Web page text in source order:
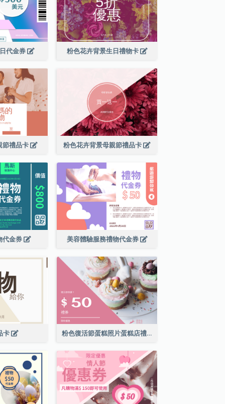
代金券 粉色花卉背景生日禮物卡
節禮品卡 粉色花卉背景母親節禮品卡
代金券 美容體驗服務禮物代金券
卡 粉色復活節蛋糕照片蛋糕店禮品卡